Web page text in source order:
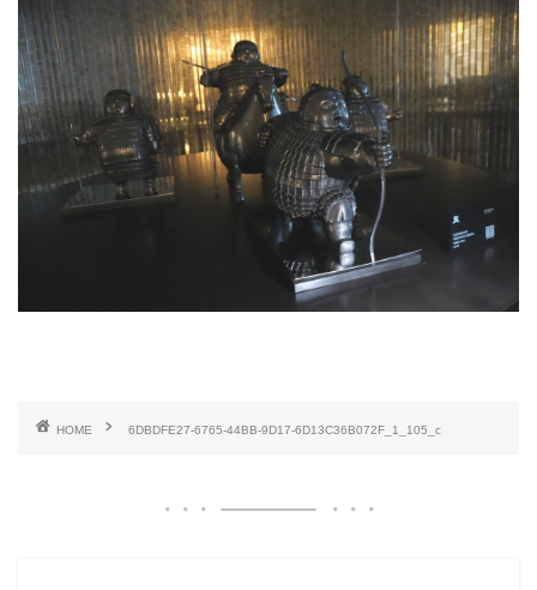
HOME 6DBDFE27-6765-44BB-9D17-6D13C36B072F_1_105_c